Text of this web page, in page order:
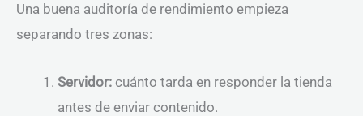
Una buena auditoría de rendimiento empieza
separando tres zonas:
Servidor: cuánto tarda en responder la tienda
antes de enviar contenido.